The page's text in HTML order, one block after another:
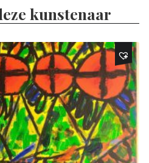
kunstenaar